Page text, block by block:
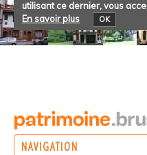
utilisant ce dernier, vous
En savoir plus
OK
NAVIGATION